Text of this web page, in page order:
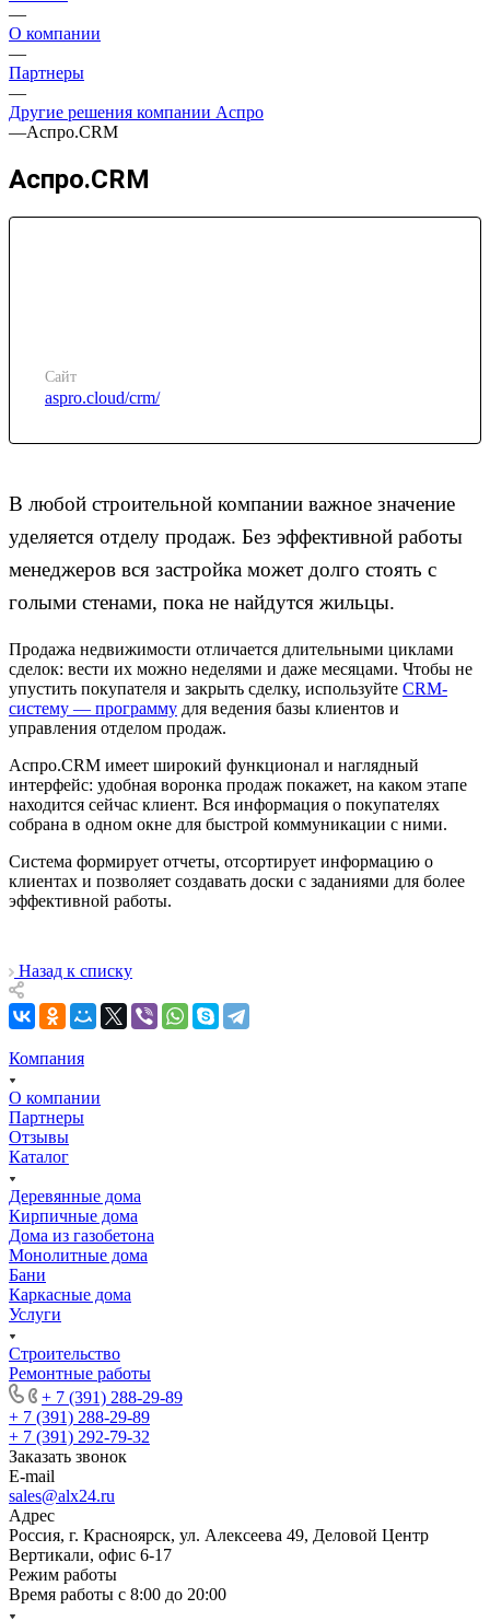
—
О компании
—
Партнеры
—
Другие решения компании Аспро
—Аспро.CRM
Аспро.CRM
Сайт
aspro.cloud/crm/
В любой строительной компании важное значение
уделяется отделу продаж. Без эффективной работы
менеджеров вся застройка может долго стоять с
голыми стенами, пока не найдутся жильцы.
Продажа недвижимости отличается длительными циклами
сделок: вести их можно неделями и даже месяцами. Чтобы не
упустить покупателя и закрыть сделку, используйте CRM-
систему — программу для ведения базы клиентов и
управления отделом продаж.
Аспро.CRM имеет широкий функционал и наглядный
интерфейс: удобная воронка продаж покажет, на каком этапе
находится сейчас клиент. Вся информация о покупателях
собрана в одном окне для быстрой коммуникации с ними.
Система формирует отчеты, отсортирует информацию о
клиентах и позволяет создавать доски с заданиями для более
эффективной работы.
Назад к списку
Компания
О компании
Партнеры
Отзывы
Каталог
Деревянные дома
Кирпичные дома
Дома из газобетона
Монолитные дома
Бани
Каркасные дома
Услуги
Строительство
Ремонтные работы
+ 7 (391) 288-29-89
+ 7 (391) 288-29-89
+ 7 (391) 292-79-32
Заказать звонок
E-mail
sales@alx24.ru
Адрес
Россия, г. Красноярск, ул. Алексеева 49, Деловой Центр
Вертикали, офис 6-17
Режим работы
Время работы с 8:00 до 20:00